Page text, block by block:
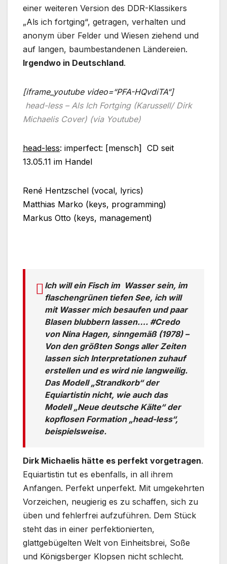
einer weiteren Version des DDR-Klassikers
„Als ich fortging“, getragen, verhalten und
anonym über Felder und Wiesen ziehend und
auf langen, baumbestandenen Ländereien.
Irgendwo in Deutschland.
[iframe_youtube video=“PFA-HQvdiTA“]
head-less – Als Ich Fortging (Karussell/ Dirk
Michaelis Cover) (via Youtube)
head-less: imperfect: [mensch] CD seit
13.05.11 im Handel
René Hentzschel (vocal, lyrics)
Matthias Marko (keys, programming)
Markus Otto (keys, management)
Ich will ein Fisch im Wasser sein, im
flaschengrünen tiefen See, ich will
mit Wasser mich besaufen und paar
Blasen blubbern lassen…. #Credo
von Nina Hagen, sinngemäß (1978) –
Von den größten Songs aller Zeiten
lassen sich Interpretationen zuhauf
erstellen und es wird nie langweilig.
Das Modell „Strandkorb“ der
Equiartistin nicht, wie auch das
Modell „Neue deutsche Kälte“ der
kopflosen Formation „head-less“,
beispielsweise.
Dirk Michaelis hätte es perfekt vorgetragen.
Equiartistin tut es ebenfalls, in all ihrem
Anfangen. Perfekt unperfekt. Mit umgekehrten
Vorzeichen, neugierig es zu schaffen, sich zu
üben und fehlerfrei aufzuführen. Dem Stück
steht das in einer perfektionierten,
glattgebügelten Welt von Einheitsbrei, Soße
und Königsberger Klopsen nicht schlecht.